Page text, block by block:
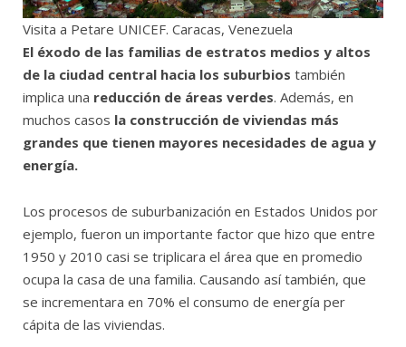
Visita a Petare UNICEF. Caracas, Venezuela
El éxodo de las familias de estratos medios y altos
de la ciudad central hacia los suburbios también
implica una reducción de áreas verdes. Además, en
muchos casos la construcción de viviendas más
grandes que tienen mayores necesidades de agua y
energía.
Los procesos de suburbanización en Estados Unidos por
ejemplo, fueron un importante factor que hizo que entre
1950 y 2010 casi se triplicara el área que en promedio
ocupa la casa de una familia. Causando así también, que
se incrementara en 70% el consumo de energía per
cápita de las viviendas.